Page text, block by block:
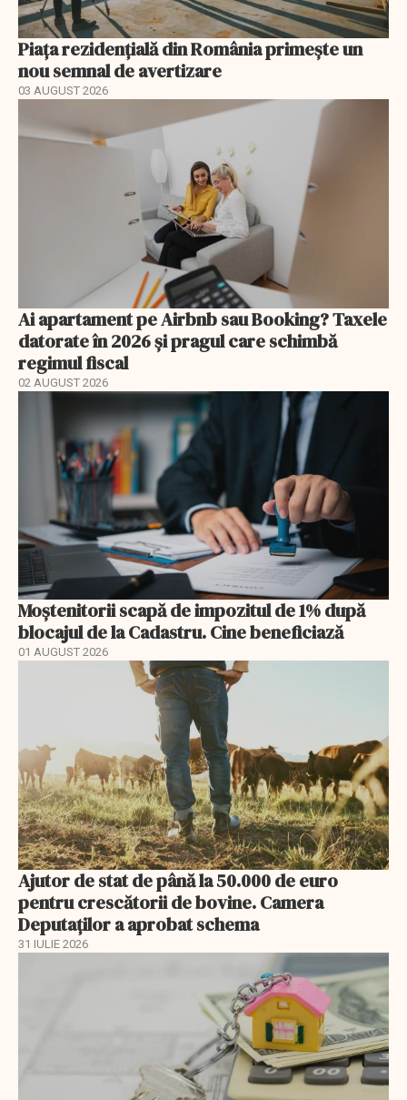
Piața rezidențială din România primește un
nou semnal de avertizare
03 AUGUST 2026
Ai apartament pe Airbnb sau Booking? Taxele
datorate în 2026 și pragul care schimbă
regimul fiscal
02 AUGUST 2026
Moștenitorii scapă de impozitul de 1% după
blocajul de la Cadastru. Cine beneficiază
01 AUGUST 2026
Ajutor de stat de până la 50.000 de euro
pentru crescătorii de bovine. Camera
Deputaților a aprobat schema
31 IULIE 2026